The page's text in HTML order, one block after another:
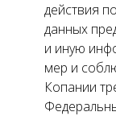
действия
данных
и иную
мер и
Копании